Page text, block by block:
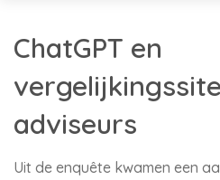
ChatGPT en
adviseurs
Uit de enquête kwamen een